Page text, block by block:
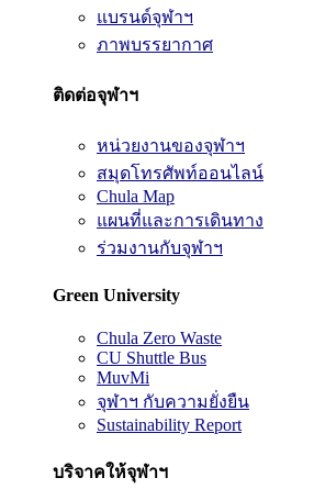
แบรนด์จุฬาฯ
ภาพบรรยากาศ
ติดต่อจุฬาฯ
หน่วยงานของจุฬาฯ
สมุดโทรศัพท์ออนไลน์
Chula Map
แผนที่และการเดินทาง
ร่วมงานกับจุฬาฯ
Green University
Chula Zero Waste
CU Shuttle Bus
MuvMi
จุฬาฯ กับความยั่งยืน
Sustainability Report
บริจาคให้จุฬาฯ